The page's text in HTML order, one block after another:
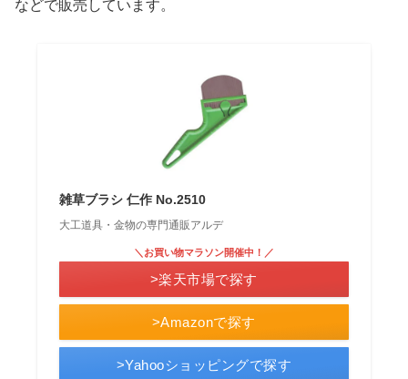
などで販売しています。
雑草ブラシ 仁作 No.2510
大工道具・金物の専門通販アルデ
>Amazonで探す
＼お買い物マラソン開催中！／
>楽天市場で探す
>Yahooショッピングで探す